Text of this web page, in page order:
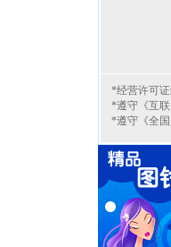
*经营许可证
*遵守《互联
*遵守《全国